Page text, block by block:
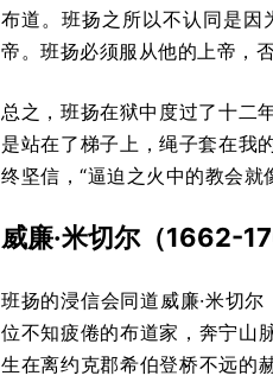
布道。班扬之所以不认同是
帝。班扬必须服从他的上帝，
总之，班扬在狱中度过了十二
是站在了梯子上，绳子套在我
终坚信，“逼迫之火中的教会就
威廉·米切尔（1662-
班扬的浸信会同道威廉·米切
位不知疲倦的布道家，奔宁山
生在离约克郡希伯登桥不远的